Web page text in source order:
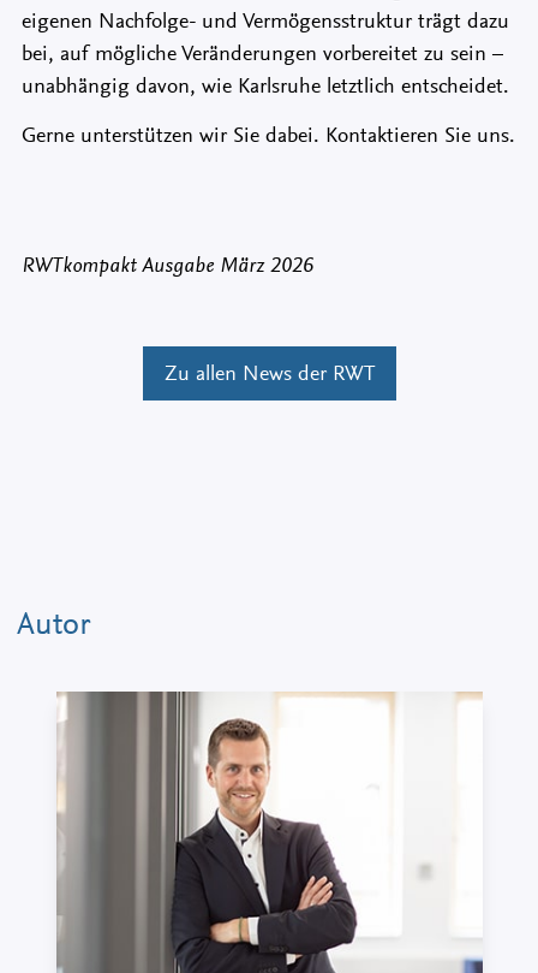
eigenen Nachfolge- und Vermögensstruktur trägt dazu
bei, auf mögliche Veränderungen vorbereitet zu sein –
unabhängig davon, wie Karlsruhe letztlich entscheidet.
Gerne unterstützen wir Sie dabei. Kontaktieren Sie uns.
RWTkompakt Ausgabe März 2026
Zu allen News der RWT
Autor